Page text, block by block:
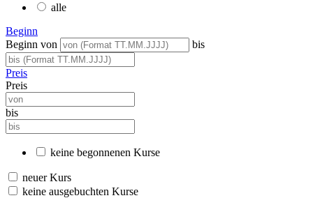
alle
Beginn
Beginn von
bis
Preis
Preis
bis
keine begonnenen Kurse
neuer Kurs
keine ausgebuchten Kurse